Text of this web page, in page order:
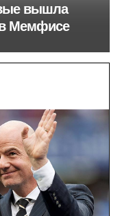
вышла
в Мемфисе